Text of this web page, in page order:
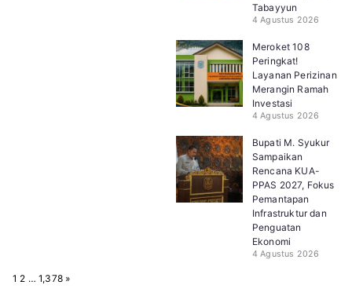
Tabayyun
4 Agustus 2026
Meroket 108
Peringkat!
Layanan Perizinan
Merangin Ramah
Investasi
4 Agustus 2026
Bupati M. Syukur
Sampaikan
Rencana KUA-
PPAS 2027, Fokus
Pemantapan
Infrastruktur dan
Penguatan
Ekonomi
4 Agustus 2026
P1 2 … 1,378 N
»